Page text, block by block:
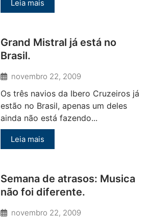
Leia mais
Grand Mistral já está no
Brasil.
novembro 22, 2009
Os três navios da Ibero Cruzeiros já
estão no Brasil, apenas um deles
ainda não está fazendo...
Leia mais
Semana de atrasos: Musica
não foi diferente.
novembro 22, 2009